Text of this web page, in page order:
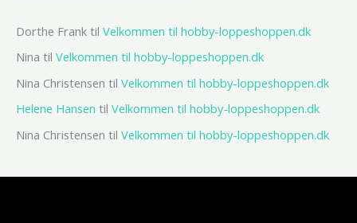
Dorthe Frank til Velkommen til hobby-loppeshoppen.dk
Nina til Velkommen til hobby-loppeshoppen.dk
Nina Christensen til Velkommen til hobby-loppeshoppen.dk
Helene Hansen til Velkommen til hobby-loppeshoppen.dk
Nina Christensen til Velkommen til hobby-loppeshoppen.dk